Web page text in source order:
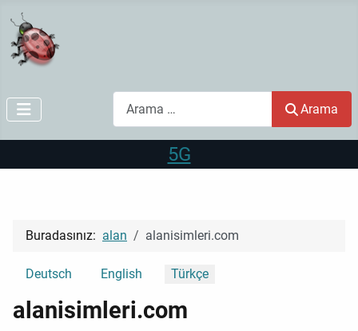
Arama
5G
Buradasınız: alan alanisimleri.com
Dilinizi seçin
Deutsch English Türkçe
alanisimleri.com